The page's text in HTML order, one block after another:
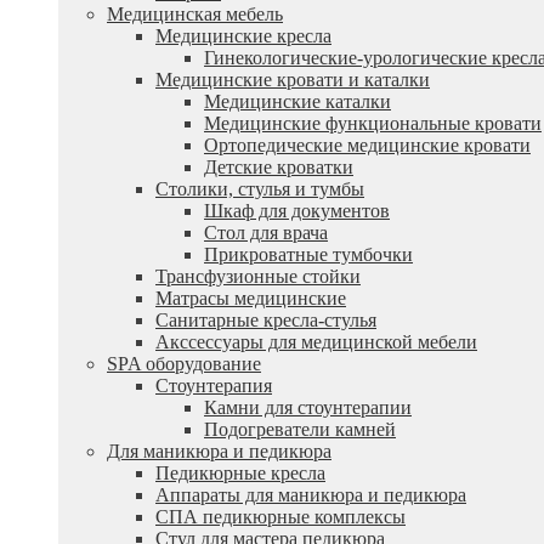
Медицинская мебель
Медицинские кресла
Гинекологические-урологические
Медицинские кровати и каталки
Медицинские каталки
Медицинские функциональные кровати
Ортопедические медицинские кровати
Детские кроватки
Столики, стулья и тумбы
Шкаф для документов
Стол для врача
Прикроватные тумбочки
Трансфузионные стойки
Матрасы медицинские
Санитарные кресла-стулья
Акссессуары для медицинской мебели
SPA оборудование
Стоунтерапия
Камни для стоунтерапии
Подогреватели камней
Для маникюра и педикюра
Педикюрные кресла
Аппараты для маникюра и педикюра
СПА педикюрные комплексы
Стул для мастера педикюра